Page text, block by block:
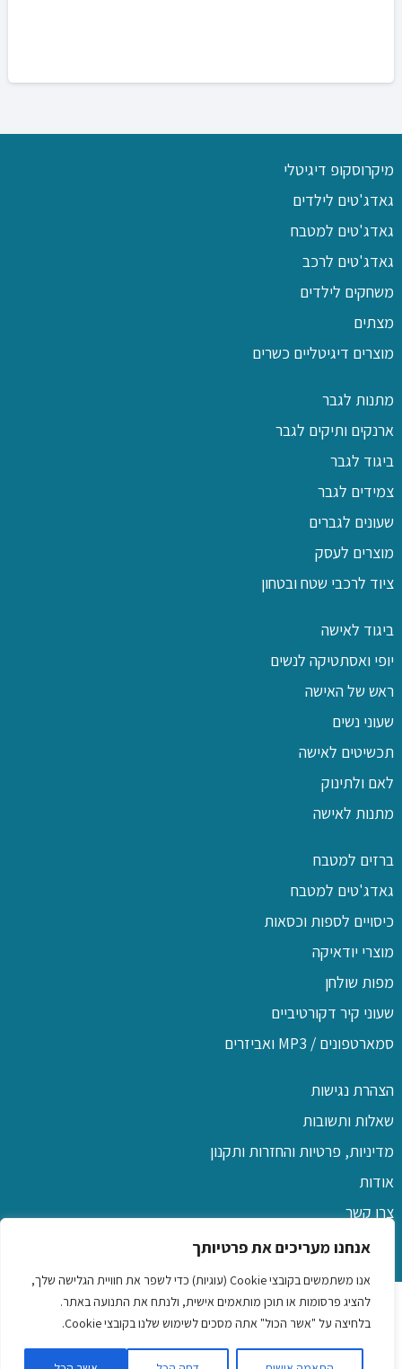
אנחנו מעריכים את פרטיותך
אנו משתמשים בקובצי Cookie (עוגיות) כדי לשפר את חוויית הגלישה שלך,
להציג פרסומות או תוכן מותאמים אישית, ולנתח את התנועה באתר.
בלחיצה על "אשר הכול" אתה מסכים לשימוש שלנו בקובצי Cookie.
מיקרוסקופ דיגיטלי
גאדג'טים לילדים
גאדג'טים למטבח
גאדג'טים לרכב
משחקים לילדים
מצתים
מוצרים דיגיטליים כשרים
מתנות לגבר
ארנקים ותיקים לגבר
ביגוד לגבר
צמידים לגבר
שעונים לגברים
מוצרים לעסק
ציוד לרכבי שטח ובטחון
ביגוד לאישה
יופי ואסתטיקה לנשים
ראש של האישה
שעוני נשים
תכשיטים לאישה
לאם ולתינוק
מתנות לאישה
ברזים למטבח
גאדג'טים למטבח
כיסויים לספות וכסאות
מוצרי יודאיקה
מפות שולחן
שעוני קיר דקורטיביים
סמארטפונים / MP3 ואביזרים
הצהרת נגישות
שאלות ותשובות
מדיניות, פרטיות והחזרות ותקנון
אודות
צרו קשר
כל הזכויות שמורות לפו שם